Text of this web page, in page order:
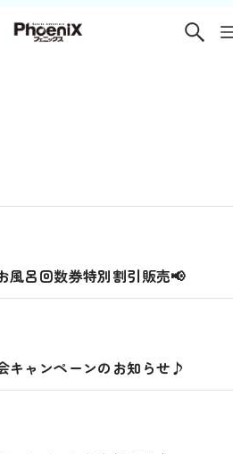
風呂回数券特別割引販売📢
キャンペーンのお知らせ‎♪